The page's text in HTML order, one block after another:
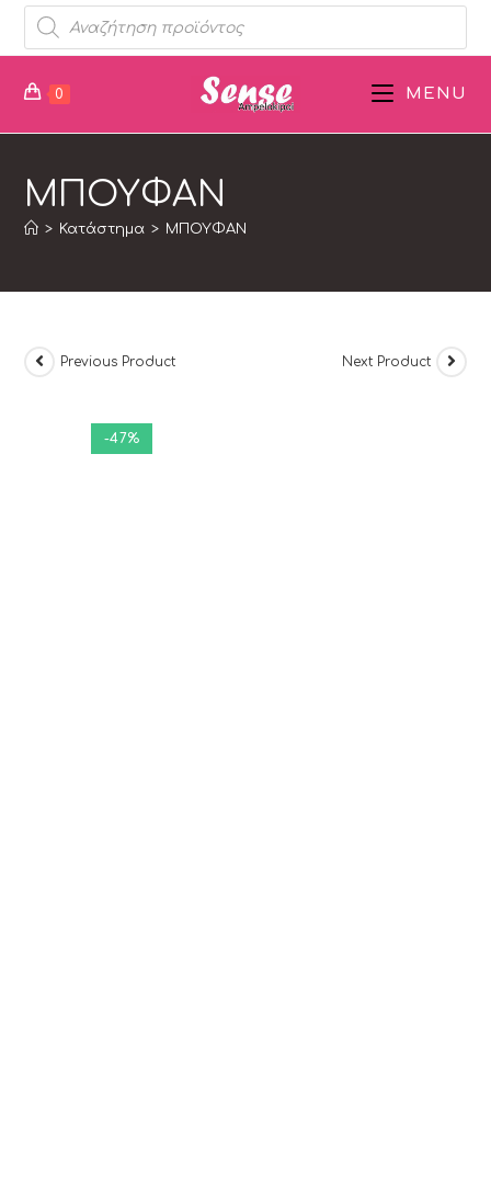
0 MENU
ΜΠΟΥΦΑΝ
> Κατάστημα > ΜΠΟΥΦΑΝ
-47%
Previous Product Next Product